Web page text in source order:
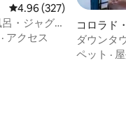
レビュー327件、5つ星
4.96 (327)
・ジャグジ
┃映画ル
· アクセス
コロラド
家・長屋
ダウンタ
ッキ*庭*
ペット ·